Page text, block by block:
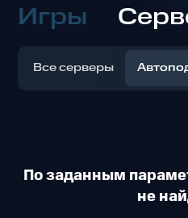
Игры
Все серверы
По заданным
не